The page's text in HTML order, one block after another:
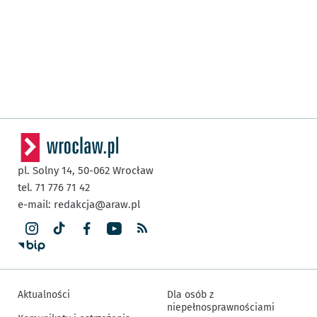
pl. Solny 14, 50-062 Wrocław
tel. 71 776 71 42
e-mail: redakcja@araw.pl
Aktualności
Dla osób z
niepełnosprawnościami